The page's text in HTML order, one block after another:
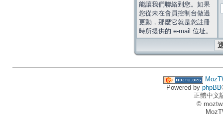
能讓我們聯絡到您。如果
您從未在會員控制台做過
更動，那麼它就是您註冊
時所提供的 e-mail 位址。
Powered by phpBB
正體中文
©